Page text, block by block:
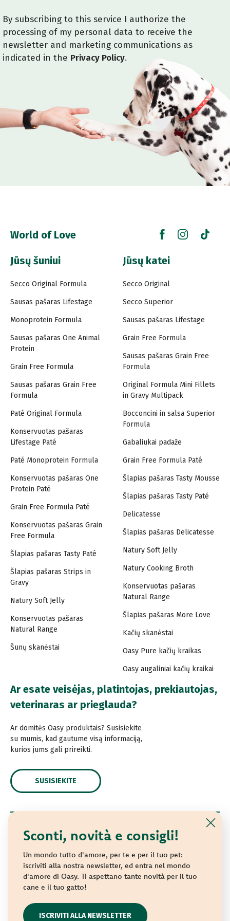
Sconti, novità e consigli!
Un mondo tutto d'amore, per te e per il tuo pet:
iscriviti alla nostra newsletter, ed entra nel mondo
d'amore di Oasy. Ti aspettano tante novità per il tuo
cane e il tuo gatto!
ISCRIVITI ALLA NEWSLETTER
By subscribing to this service I authorize the
processing of my personal data to receive the
newsletter and marketing communications as
indicated in the Privacy Policy.
World of Love
Jūsų šuniui
Secco Original Formula
Sausas pašaras Lifestage
Monoprotein Formula
Sausas pašaras One Animal
Protein
Grain Free Formula
Sausas pašaras Grain Free
Formula
Paté Original Formula
Konservuotas pašaras
Lifestage Paté
Paté Monoprotein Formula
Konservuotas pašaras One
Protein Paté
Grain Free Formula Paté
Konservuotas pašaras Grain
Free Formula
Šlapias pašaras Tasty Paté
Šlapias pašaras Strips in
Gravy
Natury Soft Jelly
Konservuotas pašaras
Natural Range
Šunų skanėstai
Jūsų katei
Secco Original
Secco Superior
Sausas pašaras Lifestage
Grain Free Formula
Sausas pašaras Grain Free
Formula
Original Formula Mini Fillets
in Gravy Multipack
Bocconcini in salsa Superior
Formula
Gabaliukai padaže
Grain Free Formula Paté
Šlapias pašaras Tasty Mousse
Šlapias pašaras Tasty Paté
Delicatesse
Šlapias pašaras Delicatesse
Natury Soft Jelly
Natury Cooking Broth
Konservuotas pašaras
Natural Range
Šlapias pašaras More Love
Kačių skanėstai
Oasy Pure kačių kraikas
Oasy augaliniai kačių kraikai
Ar esate veisėjas, platintojas, prekiautojas,
veterinaras ar prieglauda?
Ar domitės Oasy produktais? Susisiekite
su mumis, kad gautume visą informaciją,
kurios jums gali prireikti.
SUSISIEKITE
© 2021 Oasy. Visos teisės saugomos.
Wonderfood S.p.A. Strada dei Censiti, 2 - 47891 Repubblica
di San Marino - C.o.E. SM 04018
Privacy policy-Cookie policy-Sitemap
websolute